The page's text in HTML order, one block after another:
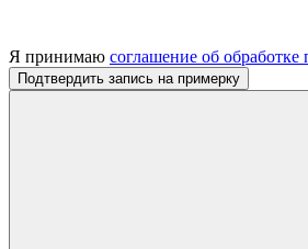
Я принимаю соглашение об
Подтвердить запись на примерку